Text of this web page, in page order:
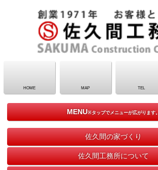
HOME MAP TEL
MENU※タップでメニューが広がります。
佐久間の家づくり
佐久間工務所について